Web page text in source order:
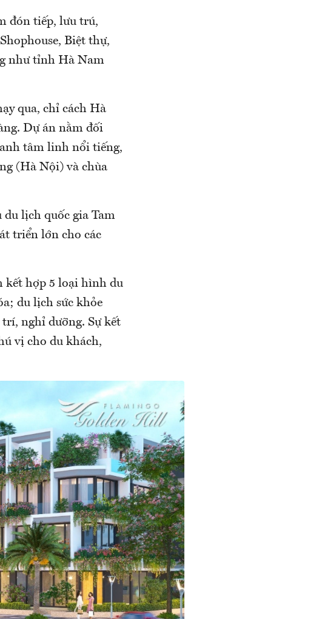
đón tiếp, lưu trú,
Biệt thự,
như tỉnh Hà Nam
qua, chỉ cách Hà
Dự án nằm đối
tâm linh nổi tiếng,
(Hà Nội) và chùa
lịch quốc gia Tam
triển lớn cho các
kết hợp 5 loại hình du
du lịch sức khỏe
nghỉ dưỡng. Sự kết
vị cho du khách,